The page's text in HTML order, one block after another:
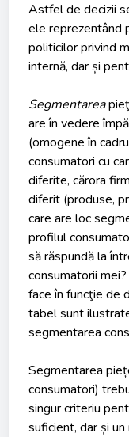
Astfel de decizii
ele reprezentând
politicilor privind
internă, dar și
Segmentarea
are în vedere
(omogene în
consumatori cu
diferite, cărora
diferit (produse,
care are loc
profilul
să răspundă la
consumatorii
face în funcţie de
tabel sunt
segmentarea
Segmentarea
consumatori)
singur criteriu
suficient, dar și